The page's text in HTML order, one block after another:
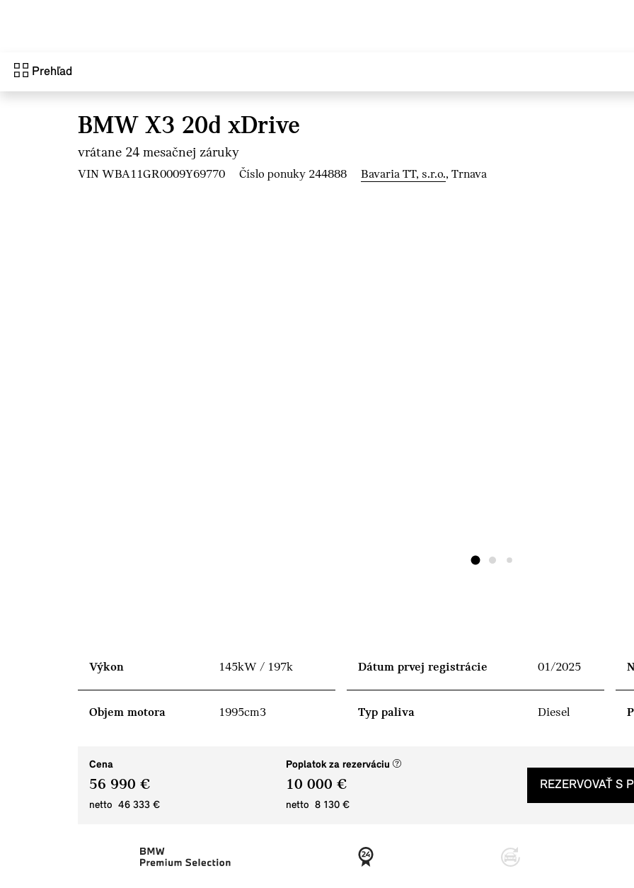
Prehľad
BMW X3 20d xDrive
vrátane 24 mesačnej záruky
VIN WBA11GR0009Y69770 Číslo ponuky 244888 Bavaria TT, s.r.o., Trnava
Výkon 145kW / 197k
Objem motora 1995cm3
Dátum prvej registrácie 01/2025
Typ paliva Diesel
Cena
56 990 €
netto 46 333 €
Poplatok za rezerváciu (nové okno)
10 000 €
netto 8 130 €
REZERVOVAŤ S